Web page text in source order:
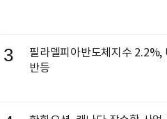
3
필라델피아반도체지수 2.2%,
반등